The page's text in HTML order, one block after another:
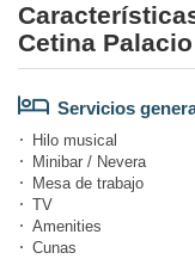
Cetina
Servicios
Hilo musical
Minibar / Nevera
Mesa de trabajo
TV
Amenities
Cunas